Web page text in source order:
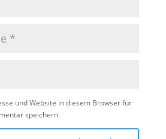
und Website in diesem Browser für
speichern.